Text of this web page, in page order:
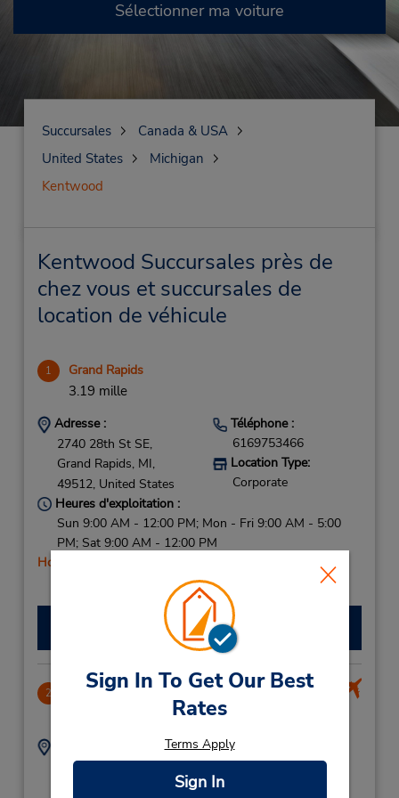
Sign In To Get Our Best
Rates
Terms Apply
Sign In
Sélectionner ma voiture
Succursales
Canada & USA
United States
Michigan
Kentwood
Kentwood Succursales près de
chez vous et succursales de
location de véhicule
1 Grand Rapids
3.19 mille
Adresse :
2740 28th St SE,
Grand Rapids, MI,
49512, United States
Téléphone :
6169753466
Location Type:
Corporate
Heures d'exploitation :
Sun 9:00 AM - 12:00 PM; Mon - Fri 9:00 AM - 5:00
PM; Sat 9:00 AM - 12:00 PM
Holiday Hours
Faire une réservation
2 Gerald R Ford Intl Airport
Adresse :
5630 Gateway Dr SE -
Téléphone :
6163435060